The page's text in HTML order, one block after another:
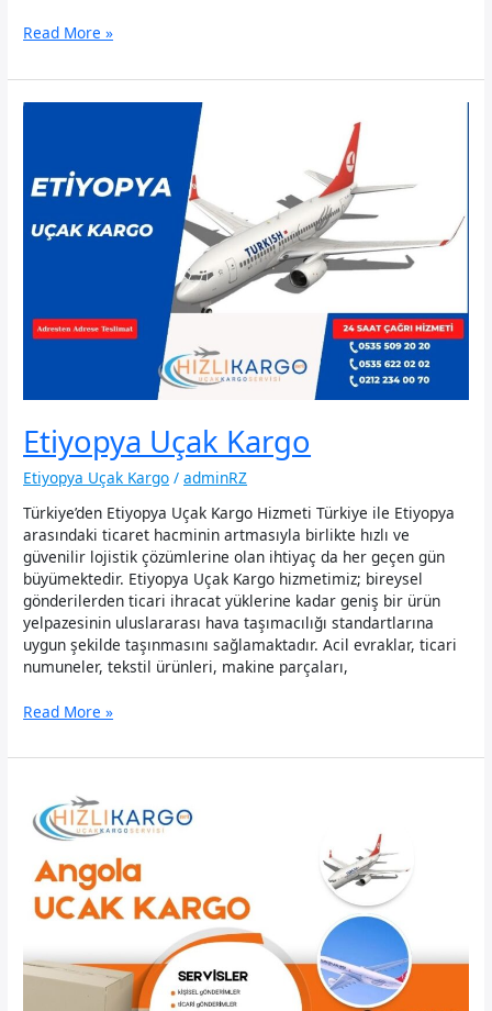
Gana
Kargo
Read More »
Etiyopya Uçak Kargo
Etiyopya Uçak Kargo /adminRZ
Türkiye’den Etiyopya Uçak Kargo Hizmeti Türkiye ile Etiyopya
arasındaki ticaret hacminin artmasıyla birlikte hızlı ve
güvenilir lojistik çözümlerine olan ihtiyaç da her geçen gün
büyümektedir. Etiyopya Uçak Kargo hizmetimiz; bireysel
gönderilerden ticari ihracat yüklerine kadar geniş bir ürün
yelpazesinin uluslararası hava taşımacılığı standartlarına
uygun şekilde taşınmasını sağlamaktadır. Acil evraklar, ticari
numuneler, tekstil ürünleri, makine parçaları,
Etiyopya
Kargo
Read More »